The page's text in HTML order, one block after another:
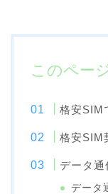
このペー
格安SIM
格安SIM
データ
データ